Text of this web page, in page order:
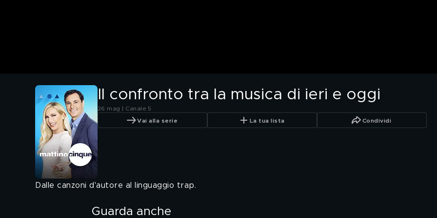
Il confronto tra la musica di ieri e oggi
26 mag | Canale 5
Vai alla serie La tua lista Condividi
Dalle canzoni d'autore al linguaggio trap.
Guarda anche